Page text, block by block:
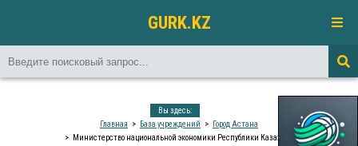
GURK.KZ
Вы здесь:
Главная
База учреждений
Город Астана
Министерство национальной экономики Республики Казахстан